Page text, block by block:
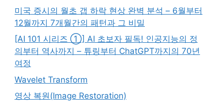
미국 증시의 월초 갭 하락 현상 완벽 분석 – 6월부터
12월까지 7개월간의 패턴과 그 비밀
[AI 101 시리즈 ①] AI 초보자 필독! 인공지능의 정
의부터 역사까지 – 튜링부터 ChatGPT까지의 70년
여정
Wavelet Transform
영상 복원(Image Restoration)